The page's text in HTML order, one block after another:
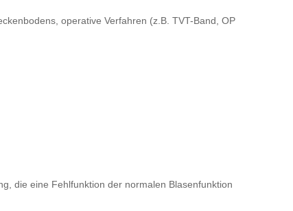
operative Verfahren (z.B. TVT-Band, OP
die eine Fehlfunktion der normalen Blasenfunktion